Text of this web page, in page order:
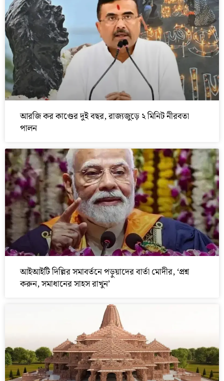
আরজি কর কাণ্ডের দুই বছর, রাজ্যজুড়ে ২ মিনিট নীরবতা
পালন
আইআইটি দিল্লির সমাবর্তনে পড়ুয়াদের বার্তা মোদীর, ‘প্রশ্ন
করুন, সমাধানের সাহস রাখুন’